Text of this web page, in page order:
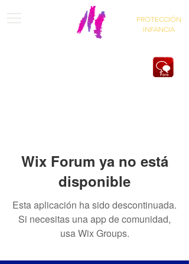
PROTECCIÓN
INFANCIA
Wix Forum ya no está
disponible
Esta aplicación ha sido descontinuada.
Si necesitas una app de comunidad,
usa Wix Groups.